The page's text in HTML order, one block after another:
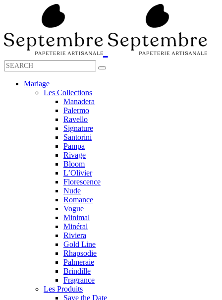
Mariage
Les Collections
Manadera
Palermo
Ravello
Signature
Santorini
Pampa
Rivage
Bloom
L’Olivier
Florescence
Nude
Romance
Vogue
Minimal
Minéral
Riviera
Gold Line
Rhapsodie
Palmeraie
Brindille
Fragrance
Les Produits
Save the Date